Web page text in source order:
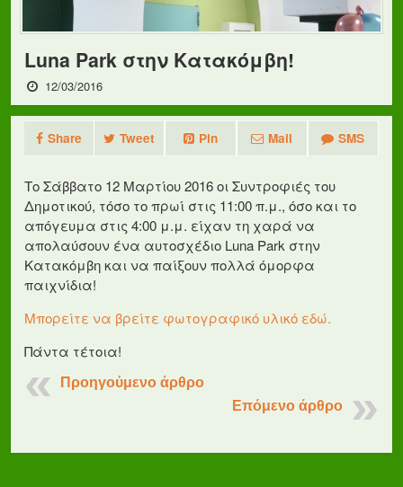
Luna Park στην Κατακόμβη!
12/03/2016
Share Tweet Pin Mail SMS
Το Σάββατο 12 Μαρτίου 2016 οι Συντροφιές του
Δημοτικού, τόσο το πρωί στις 11:00 π.μ., όσο και το
απόγευμα στις 4:00 μ.μ. είχαν τη χαρά να
απολαύσουν ένα αυτοσχέδιο Luna Park στην
Κατακόμβη και να παίξουν πολλά όμορφα
παιχνίδια!
Μπορείτε να βρείτε φωτογραφικό υλικό εδώ.
Πάντα τέτοια!
Προηγούμενο άρθρο
Επόμενο άρθρο